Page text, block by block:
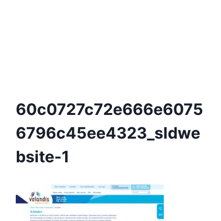
60c0727c72e666e6075
6796c45ee4323_sldwe
Bsite-1